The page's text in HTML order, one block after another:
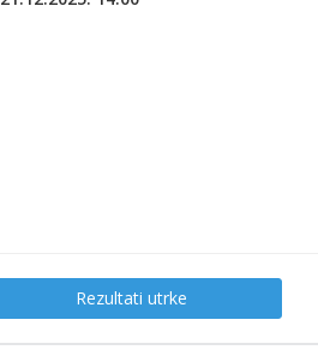
Rezultati utrke